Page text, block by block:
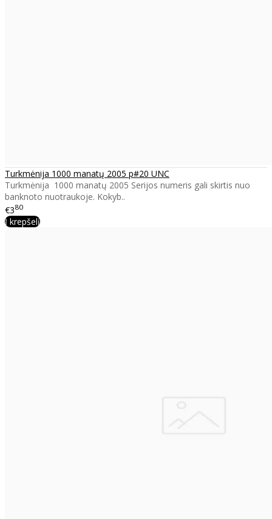
Turkmėnija 1000 manatų 2005 p#20 UNC
Turkmėnija 1000 manatų 2005 Serijos numeris gali skirtis nuo
banknoto nuotraukoje. Kokyb..
€380
Į krepšelį